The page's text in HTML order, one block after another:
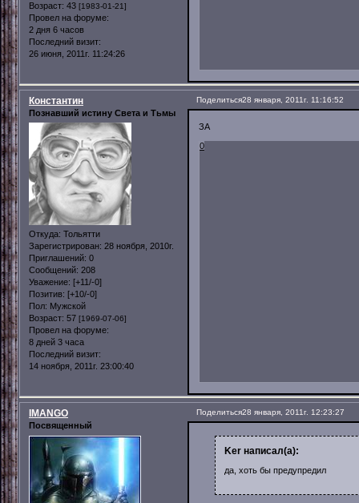
Возраст: 43 [1983-01-21]
Провел на форуме:
2 дня 6 часов
Последний визит:
26 июня, 2011г. 11:24:26
Поделиться28 января, 2011г. 11:16:52
Константин
Познавший истину Света и Тьмы
Откуда: Тольятти
Зарегистрирован: 28 ноября, 2010г.
Приглашений: 0
Сообщений: 208
Уважение: [+11/-0]
Позитив: [+10/-0]
Пол: Мужской
Возраст: 57 [1969-07-06]
Провел на форуме:
8 дней 3 часа
Последний визит:
14 ноября, 2011г. 23:00:40
ЗА
0
Поделиться28 января, 2011г. 12:23:27
IMANGO
Посвященный
Ker написал(а):
да, хоть бы предупредил